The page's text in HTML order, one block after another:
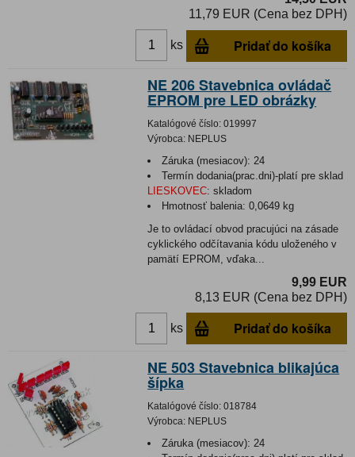
11,79 EUR (Cena bez DPH)
ks Pridať do košíka
NE 206 Stavebnica ovládač
EPROM pre LED obrázky
Katalógové číslo: 019997
Výrobca: NEPLUS
Záruka (mesiacov): 24
Termín dodania(prac.dni)-platí pre sklad
LIESKOVEC: skladom
Hmotnosť balenia:0,0649 kg
Je to ovládací obvod pracujúci na zásade
cyklického odčítavania kódu uloženého v
pamätí EPROM, vďaka...
9,99 EUR
8,13 EUR (Cena bez DPH)
ks Pridať do košíka
NE 503 Stavebnica blikajúca
šípka
Katalógové číslo: 018784
Výrobca: NEPLUS
Záruka (mesiacov): 24